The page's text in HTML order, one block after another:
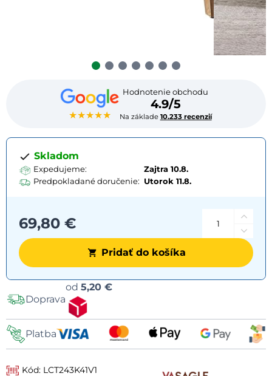
★★★★★
Hodnotenie obchodu
4.9/5
Na základe 10.233 recenzií
Skladom
Expedujeme:
Zajtra 10.8.
Predpokladané doručenie: Utorok 11.8.
69,80 €
Pridať do košíka
Doprava
od 5,20 €
Platba
Kód: LCT243K41V1